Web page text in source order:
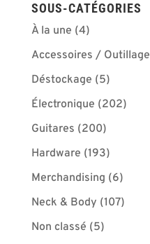
SOUS-CATÉGORIES
À la une (4)
Accessoires / Outillage
Déstockage (5)
Électronique (202)
Guitares (200)
Hardware (193)
Merchandising (6)
Neck & Body (107)
Non classé (5)